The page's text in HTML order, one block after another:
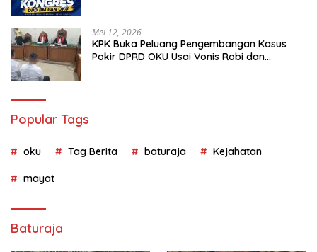
Mei 12, 2026
KPK Buka Peluang Pengembangan Kasus
Pokir DPRD OKU Usai Vonis Robi dan
Popular Tags
oku Tag Berita baturaja Kejahatan
mayat
Baturaja